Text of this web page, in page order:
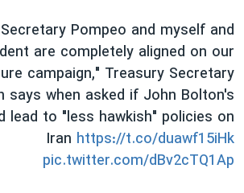
سفر پرزیدنت ترامپ به چین
Pompeo and myself and
are completely aligned on our
campaign," Treasury Secretary
says when asked if John Bolton's
lead to "less hawkish" policies on
Iran https://t.co/duawf15iHk
pic.twitter.com/dBv2cTQ1Ap